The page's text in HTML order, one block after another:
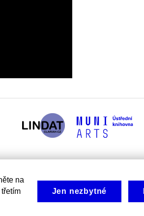
na
Jen nezbytné